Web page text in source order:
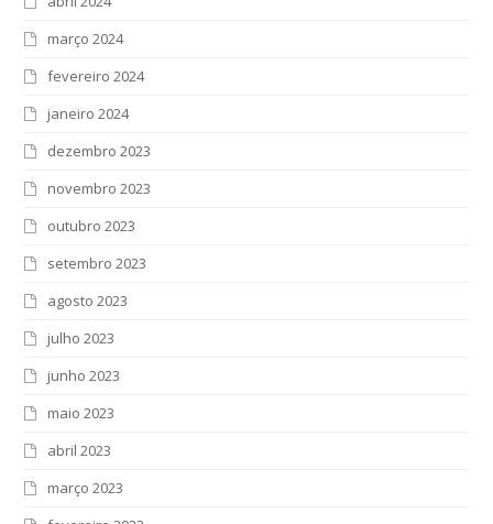
março 2024
fevereiro 2024
janeiro 2024
dezembro 2023
novembro 2023
outubro 2023
setembro 2023
agosto 2023
julho 2023
junho 2023
maio 2023
abril 2023
março 2023